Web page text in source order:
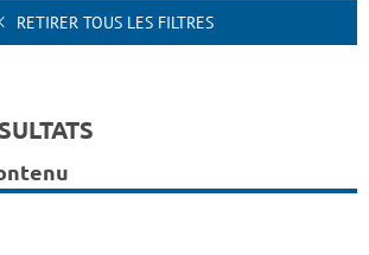
RETIRER TOUS LES FILTRES